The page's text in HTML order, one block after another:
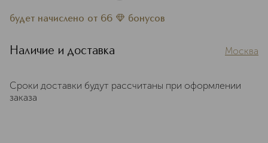
будет начислено от 66 бонусов
Наличие и доставка Москва
Сроки доставки будут рассчитаны при оформлении
заказа